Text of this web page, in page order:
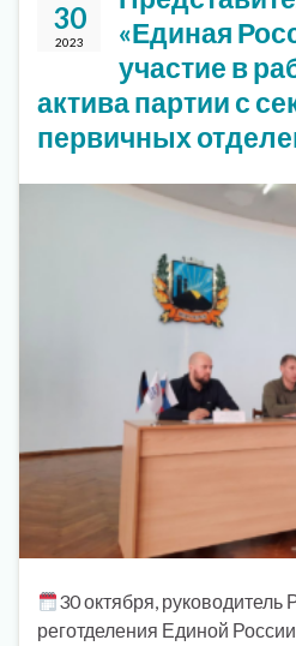
30
2023
«Единая
участие в
актива партии с
первичных
30 октября, руководитель
реготделения Единой